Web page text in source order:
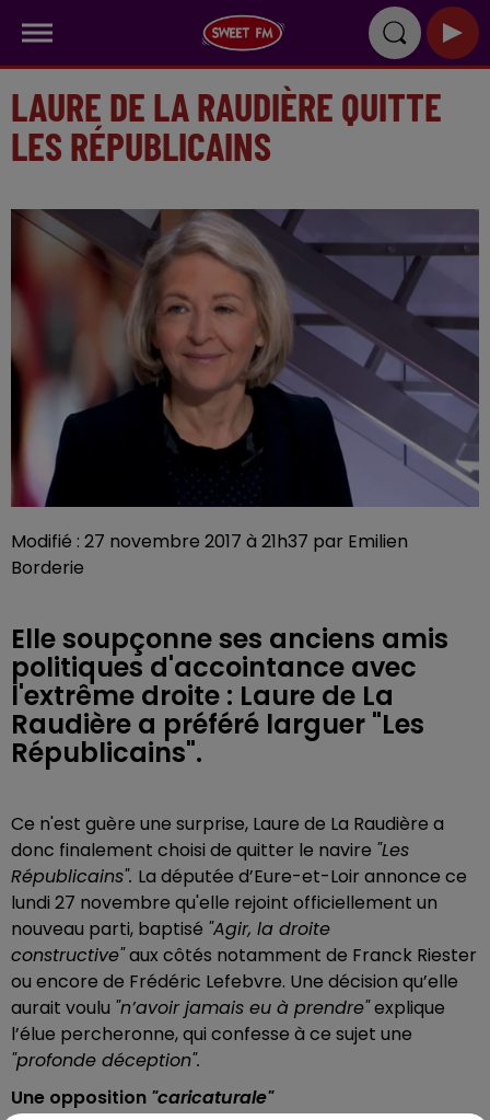
LAURE DE LA RAUDIÈRE QUITTE
LES RÉPUBLICAINS
Modifié : 27 novembre 2017 à 21h37 par Emilien
Borderie
Elle soupçonne ses anciens amis
politiques d'accointance avec
l'extrême droite : Laure de La
Raudière a préféré larguer "Les
Républicains".
Ce n'est guère une surprise, Laure de La Raudière a
donc finalement choisi de quitter le navire "Les
Républicains". La députée d’Eure-et-Loir annonce ce
lundi 27 novembre qu'elle rejoint officiellement un
nouveau parti, baptisé "Agir, la droite
constructive"aux côtés notamment de Franck Riester
ou encore de Frédéric Lefebvre. Une décision qu’elle
aurait voulu "n’avoir jamais eu à prendre"explique
l’élue percheronne, qui confesse à ce sujet une
"profonde déception".
Une opposition "caricaturale"